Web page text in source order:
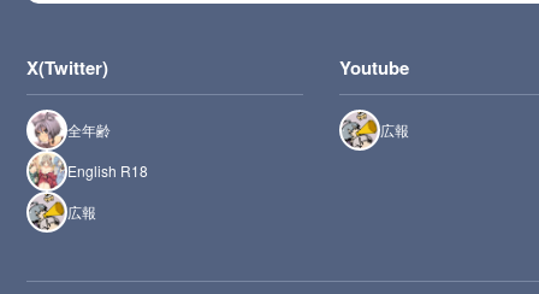
X(Twitter)
全年齢
English R18
広報
Youtube
広報